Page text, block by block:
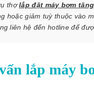
thợlắp đặt máy bơm
hoặc giảm tuỳ thuộc vào
liên hệ đến hotline để
lắp máy